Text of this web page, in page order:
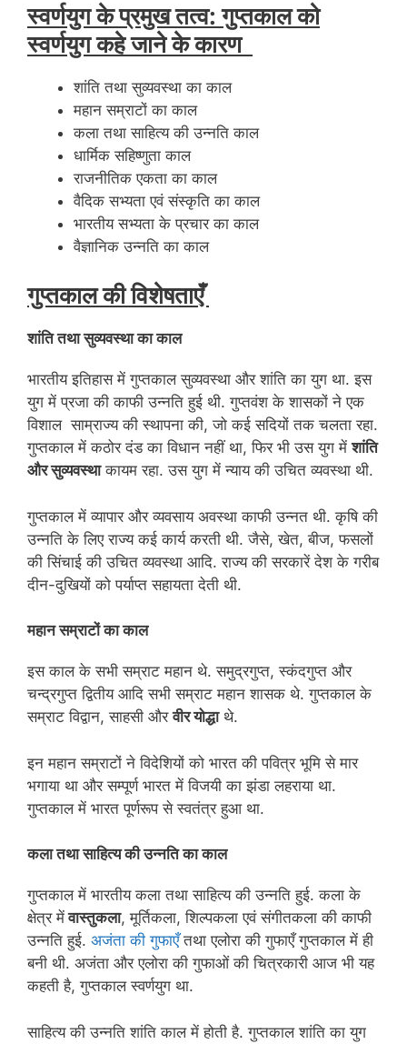
स्वर्णयुग के प्रमुख तत्व: गुप्तकाल को
स्वर्णयुग कहे जाने के कारण
शांति तथा सुव्यवस्था का काल
महान सम्राटों का काल
कला तथा साहित्य की उन्नति काल
धार्मिक सहिष्णुता काल
राजनीतिक एकता का काल
वैदिक सभ्यता एवं संस्कृति का काल
भारतीय सभ्यता के प्रचार का काल
वैज्ञानिक उन्नति का काल
गुप्तकाल की विशेषताएँ
शांति तथा सुव्यवस्था का काल
भारतीय इतिहास में गुप्तकाल सुव्यवस्था और शांति का युग था. इस
युग में प्रजा की काफी उन्नति हुई थी. गुप्तवंश के शासकों ने एक
विशाल साम्राज्य की स्थापना की, जो कई सदियों तक चलता रहा.
गुप्तकाल में कठोर दंड का विधान नहीं था, फिर भी उस युग मेंशांति
और सुव्यवस्थाकायम रहा. उस युग में न्याय की उचित व्यवस्था थी.
गुप्तकाल में व्यापार और व्यवसाय अवस्था काफी उन्नत थी. कृषि की
उन्नति के लिए राज्य कई कार्य करती थी. जैसे, खेत, बीज, फसलों
की सिंचाई की उचित व्यवस्था आदि. राज्य की सरकारें देश के गरीब
दीन-दुखियों को पर्याप्त सहायता देती थी.
महान सम्राटों का काल
इस काल के सभी सम्राट महान थे. समुद्रगुप्त, स्कंदगुप्त और
चन्द्रगुप्त द्वितीय आदि सभी सम्राट महान शासक थे. गुप्तकाल के
सम्राट विद्वान, साहसी औरवीर योद्धाथे.
इन महान सम्राटों ने विदेशियों को भारत की पवित्र भूमि से मार
भगाया था और सम्पूर्ण भारत में विजयी का झंडा लहराया था.
गुप्तकाल में भारत पूर्णरूप से स्वतंत्र हुआ था.
कला तथा साहित्य की उन्नति का काल
गुप्तकाल में भारतीय कला तथा साहित्य की उन्नति हुई. कला के
क्षेत्र मेंवास्तुकला, मूर्तिकला, शिल्पकला एवं संगीतकला की काफी
उन्नति हुई. अजंता की गुफाएँतथा एलोरा की गुफाएँ गुप्तकाल में ही
बनी थी. अजंता और एलोरा की गुफाओं की चित्रकारी आज भी यह
कहती है, गुप्तकाल स्वर्णयुग था.
साहित्य की उन्नति शांति काल में होती है. गुप्तकाल शांति का युग